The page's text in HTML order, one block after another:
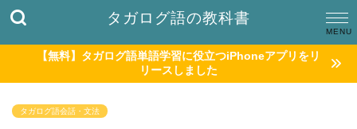
タガログ語の教科書
【無料】タガログ語単語学習に役立つiPhoneアプリをリ
リースしました
タガログ語会話・文法